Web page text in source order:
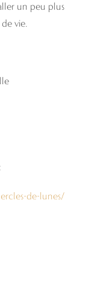
un peu plus
vie.
de-lunes/